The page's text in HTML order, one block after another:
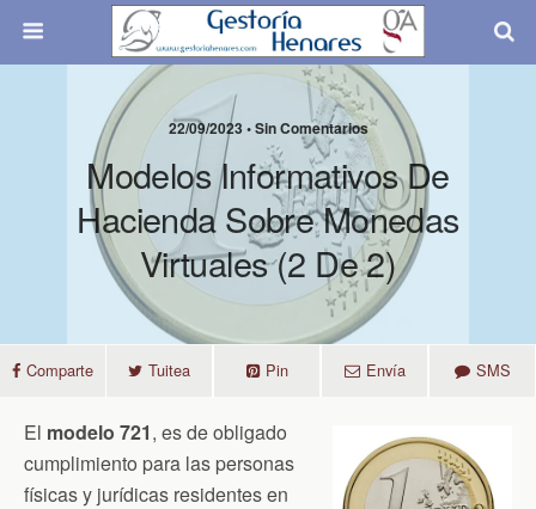
22/09/2023 • Sin Comentarios
Modelos Informativos De
Hacienda Sobre Monedas
Virtuales (2 De 2)
Comparte Tuitea Pin Envía SMS
El modelo 721, es de obligado
cumplimiento para las personas
físicas y jurídicas residentes en